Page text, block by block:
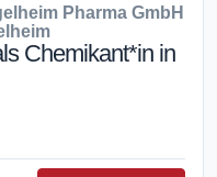
Pharma GmbH
Chemikant*in in